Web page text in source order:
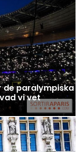
de paralympiska
vi vet